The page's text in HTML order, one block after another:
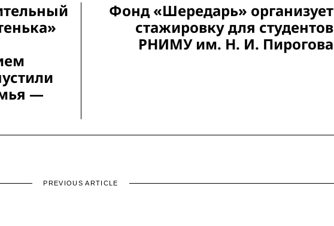
—
Фонд «Шередарь» организует
стажировку для студентов
РНИМУ им. Н. И. Пирогова
PREVIOUS ARTICLE